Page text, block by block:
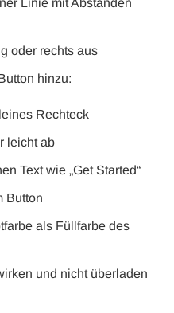
Linie mit Abständen
oder rechts aus
hinzu:
Rechteck
leicht ab
Text wie „Get Started“
Button
als Füllfarbe des
und nicht überladen